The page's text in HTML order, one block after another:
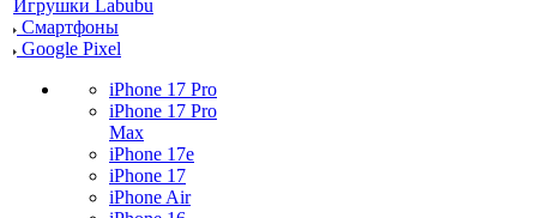
Игрушки Labubu
Смартфоны
Google Pixel
iPhone 17 Pro
iPhone 17 Pro
Max
iPhone 17e
iPhone 17
iPhone Air